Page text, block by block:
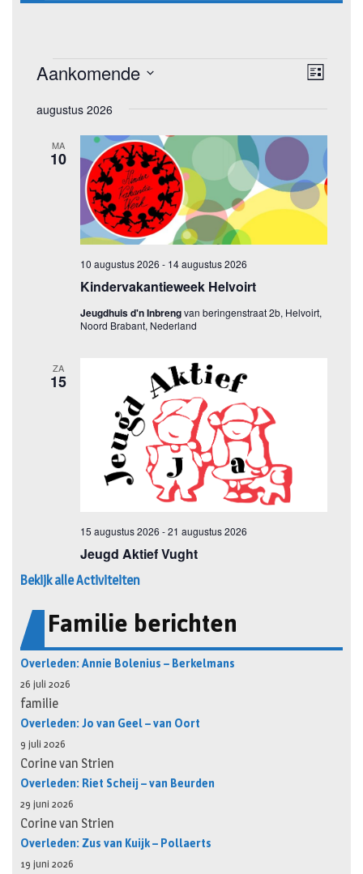
Bekijk alle Activiteiten
Familie berichten
Overleden: Annie Bolenius – Berkelmans
26 juli 2026
familie
Overleden: Jo van Geel – van Oort
9 juli 2026
Corine van Strien
Overleden: Riet Scheij – van Beurden
29 juni 2026
Corine van Strien
Overleden: Zus van Kuijk – Pollaerts
19 juni 2026